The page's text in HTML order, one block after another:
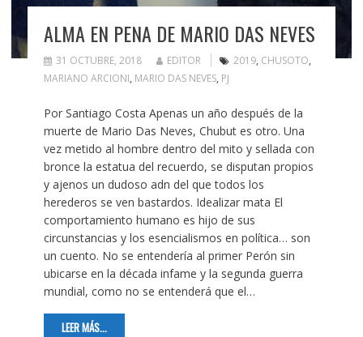
ALMA EN PENA DE MARIO DAS NEVES
31 OCTUBRE, 2018 EDITOR 2019, CHUSOTO,
MARIANO ARCIONI, MARIO DAS NEVES, PJ
Por Santiago Costa Apenas un año después de la
muerte de Mario Das Neves, Chubut es otro. Una
vez metido al hombre dentro del mito y sellada con
bronce la estatua del recuerdo, se disputan propios
y ajenos un dudoso adn del que todos los
herederos se ven bastardos. Idealizar mata El
comportamiento humano es hijo de sus
circunstancias y los esencialismos en política… son
un cuento. No se entendería al primer Perón sin
ubicarse en la década infame y la segunda guerra
mundial, como no se entenderá que el…
LEER MÁS...